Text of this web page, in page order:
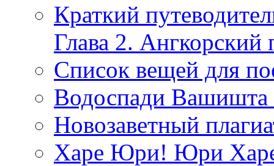
Краткий
Глава 2. Ангкорский
Список вещей для
Водоспади Вашишта
Новозаветный
Харе Юри! Юри